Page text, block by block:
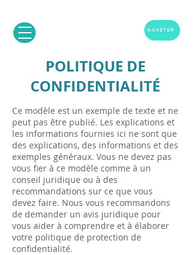
ACHETER
POLITIQUE DE
CONFIDENTIALITÉ
Ce modèle est un exemple de texte et ne
peut pas être publié. Les explications et
les informations fournies ici ne sont que
des explications, des informations et des
exemples généraux. Vous ne devez pas
vous fier à ce modèle comme à un
conseil juridique ou à des
recommandations sur ce que vous
devez faire. Nous vous recommandons
de demander un avis juridique pour
vous aider à comprendre et à élaborer
votre politique de protection de
confidentialité.